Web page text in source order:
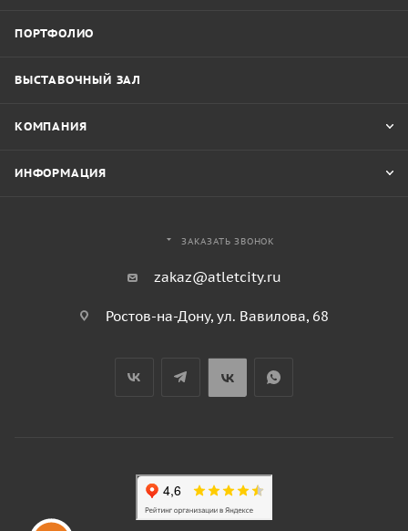
ПОРТФОЛИО
ВЫСТАВОЧНЫЙ ЗАЛ
КОМПАНИЯ
ИНФОРМАЦИЯ
ЗАКАЗАТЬ ЗВОНОК
zakaz@atletcity.ru
Ростов-на-Дону, ул. Вавилова, 68